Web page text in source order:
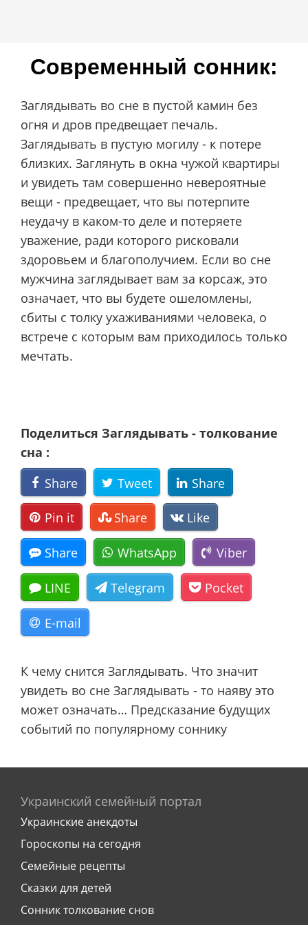
Современный сонник:
Заглядывать во сне в пустой камин без
огня и дров предвещает печаль.
Заглядывать в пустую могилу - к потере
близких. Заглянуть в окна чужой квартиры
и увидеть там совершенно невероятные
вещи - предвещает, что вы потерпите
неудачу в каком-то деле и потеряете
уважение, ради которого рисковали
здоровьем и благополучием. Если во сне
мужчина заглядывает вам за корсаж, это
означает, что вы будете ошеломлены,
сбиты с толку ухаживаниями человека, о
встрече с которым вам приходилось только
мечтать.
Поделиться Заглядывать - толкование
сна :
Share
Tweet Share
Pin it Share Like
Share WhatsApp Viber
LINE Telegram Pocket
E-mail
К чему снится Заглядывать. Что значит
увидеть во сне Заглядывать - то наяву это
может означать… Предсказание будущих
событий по популярному соннику
Украинский семейный портал
Украинские анекдоты
Гороскопы на сегодня
Семейные рецепты
Сказки для детей
Сонник толкование снов